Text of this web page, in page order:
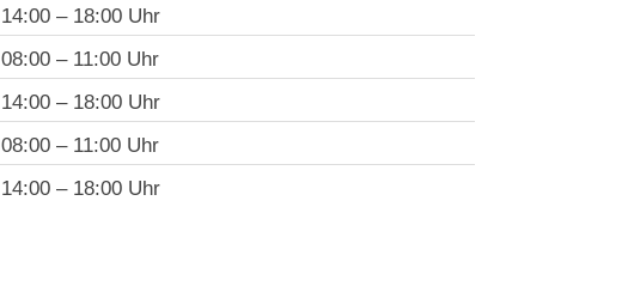
14:00 – 18:00 Uhr
08:00 – 11:00 Uhr
14:00 – 18:00 Uhr
08:00 – 11:00 Uhr
14:00 – 18:00 Uhr